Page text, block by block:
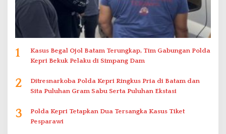
1
Kasus Begal Ojol Batam Terungkap, Tim Gabungan Polda
Kepri Bekuk Pelaku di Simpang Dam
2
Ditresnarkoba Polda Kepri Ringkus Pria di Batam dan
Sita Puluhan Gram Sabu Serta Puluhan Ekstasi
3
Polda Kepri Tetapkan Dua Tersangka Kasus Tiket
Pesparawi